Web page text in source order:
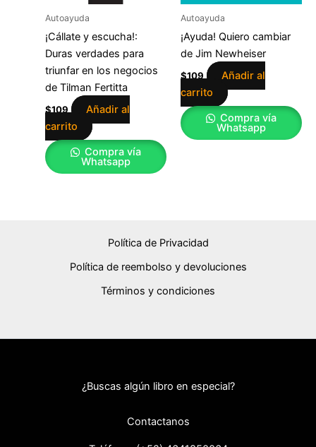
Autoayuda
¡Cállate y escucha!:
Duras verdades para
triunfar en los negocios
de Tilman Fertitta
$109
Añadir al
carrito
Compra vía
Whatsapp
Autoayuda
¡Ayuda! Quiero cambiar
de Jim Newheiser
$109
Añadir al
carrito
Compra vía
Whatsapp
Política de Privacidad
Política de reembolso y devoluciones
Términos y condiciones
¿Buscas algún libro en especial?
Contactanos